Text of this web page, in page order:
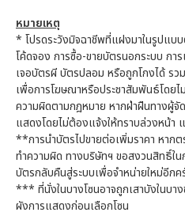
หมายเหตุ
* โปรดระวังมิจฉาชีพที่แฝงมาในรูปแบ
โค้ดจอง การซื้อ-ขายบัตรนอกระบบ ก
เจอบัตรผี บัตรปลอม หรือถูกโกงได้ ร
เพื่อการโฆษณาหรือประชาสัมพันธ์โดย
ความผิดตามกฎหมาย หากฝ่าฝืนทางผู้จั
แสดงโดยไม่ต้องแจ้งให้ทราบล่วงหน้า
**การนำบัตรไปขายต่อเพิ่มราคา หาก
ทำความผิด ทางบริษัทฯ ขอสงวนสิทธิ์ใ
บัตรกลับคืนสู่ระบบเพื่อจำหน่ายใหม่อีกค
*** ที่นั่งในบางโซนอาจถูกเสาบังในบ
ผังการแสดงก่อนเลือกโซน